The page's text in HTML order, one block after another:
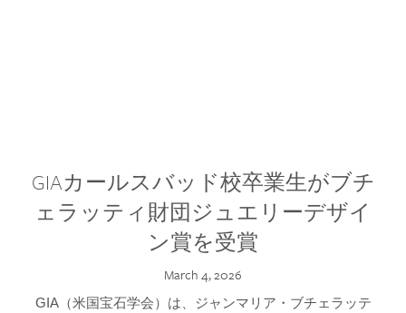
GIAカールスバッド校卒業生がブチ
ェラッティ財団ジュエリーデザイ
ン賞を受賞
March 4, 2026
GIA（米国宝石学会）は、ジャンマリア・ブチェラッテ